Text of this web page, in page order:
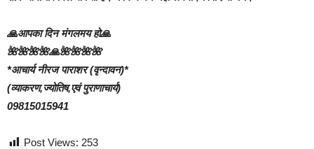
🙏आपका दिन मंगलमय हो🙏
🌺🌺🌺🌺🙏🌺🌺🌺🌺
*आचार्य नीरज पाराशर (वृन्दावन)*
(व्याकरण,ज्योतिष,एवं पुराणाचार्य)
09815015941
Post Views: 253